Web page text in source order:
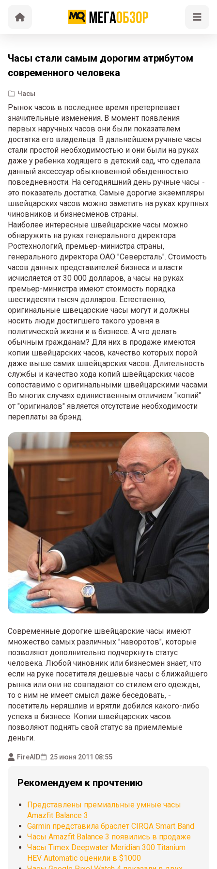
Часы стали самым дорогим атрибутом
современного человека
Часы
Рынок часов в последнее время претерпевает
значительные изменения. В момент появления
первых наручных часов они были показателем
достатка его владельца. В дальнейшем ручные часы
стали простой необходимостью и они были на руках
даже у ребенка ходящего в детский сад, что сделала
данный аксессуар обыкновенной обыденностью
повседневности. На сегодняшний день ручные часы -
это показатель достатка. Самые дорогие экземпляры
швейцарских часов можно заметить на руках крупных
чиновников и бизнесменов страны.
Наиболее интересные швейцарские часы можно
обнаружить на руках генерального директора
Ростехнологий, премьер-министра страны,
генерального директора ОАО "Северсталь". Стоимость
часов данных представителей бизнеса и власти
исчисляется от 30 000 долларов, а часы на руках
премьер-министра имеют стоимость порядка
шестидесяти тысяч долларов. Естественно,
оригинальные швецарские часы могут и должны
носить люди достигшего такого уровня в
политической жизни и в бизнесе. А что делать
обычным гражданам? Для них в продаже имеются
копии швейцарских часов, качество которых порой
даже выше самих швейцарских часов. Длительность
службы и качество хода копий швейцарских часов
сопоставимо с оригинальными швейцарскими часами.
Во многих случаях единиственным отличием "копий"
от "оригиналов" является отсутствие необходимости
переплаты за брэнд.
Современные дорогие швейцарские часы имеют
множество самых различных "наворотов", которые
позволяют дополнительно подчеркнуть статус
человека. Любой чиновник или бизнесмен знает, что
если на руке посетителя дешевые часы с ближайшего
рынка или они не совпадают со стилем его одежды,
то с ним не имеет смысл даже беседовать, -
посетитель неряшлив и врятли добился какого-либо
успеха в бизнесе. Копии швейцарских часов
позволяют поднять свой статус за приемлемые
деньги.
FireAID 25 июня 2011 08:55
Рекомендуем к прочтению
Представлены премиальные умные часы
Amazfit Balance 3
Garmin представила браслет CIRQA Smart Band
Часы Amazfit Balance 3 появились в продаже
Часы Timex Deepwater Meridian 300 Titanium
HEV Automatic оценили в $1000